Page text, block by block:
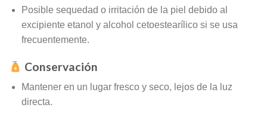
Posible sequedad o irritación de la piel debido al
excipiente etanol y alcohol cetoestearílico si se usa
frecuentemente.
Conservación
Mantener en un lugar fresco y seco, lejos de la luz
directa.